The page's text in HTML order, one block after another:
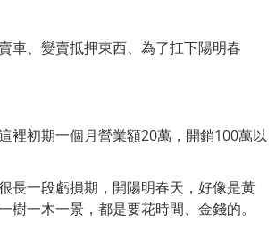
車、變賣抵押東西、為了扛下陽明春
裡初期一個月營業額20萬，開銷100萬以
長一段虧損期，開陽明春天，好像是黃
樹一木一景，都是要花時間、金錢的。